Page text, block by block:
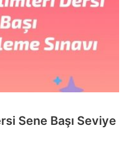
Sene Başı Seviye